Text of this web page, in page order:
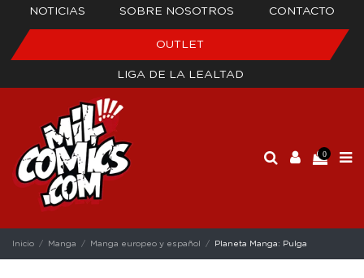
NOTICIAS SOBRE NOSOTROS CONTACTO
OUTLET
LIGA DE LA LEALTAD
0
Inicio Manga Manga europeo y español Planeta Manga: Pulga